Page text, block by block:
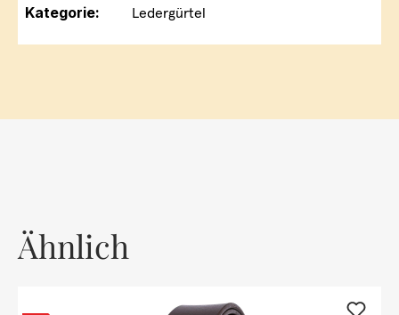
Kategorie:
Ledergürtel
Ähnlich